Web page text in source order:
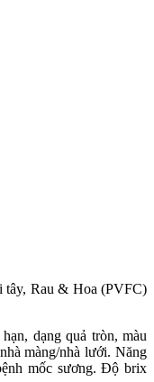
tây, Rau & Hoa (PVFC)
dạng quả tròn, màu
màng/nhà lưới. Năng
mốc sương. Độ brix